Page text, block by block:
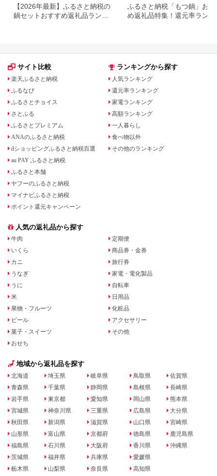
【2026年最新】ふるさと納税の
鍋セットおすすめ返礼品ランキ
ふるさと納税「もつ鍋」おす
め返礼品特集！還元率ランキ
サイト比較
楽天ふるさと納税
ふるなび
ふるさとチョイス
さとふる
ふるさとプレミアム
ANAのふるさと納税
dショッピングふるさと納税百選
au PAY ふるさと納税
ふるさと本舗
ヤフーのふるさと納税
マイナビふるさと納税
ポイント還元キャンペーン
ランキングから探す
人気ランキング
還元率ランキング
家電ランキング
高額ランキング
一人暮らし
食べ物以外
その他のランキング
人気の返礼品から探す
牛肉
いくら
カニ
うなぎ
うに
米
果物・フルーツ
ビール
菓子・スイーツ
おせち
定期便
商品券・金券
旅行券
家電・電化製品
自転車
日用品
化粧品
アクセサリー
その他
地域から返礼品を探す
北海道
青森県
岩手県
宮城県
秋田県
山形県
福島県
茨城県
栃木県
埼玉県
千葉県
東京都
神奈川県
新潟県
富山県
石川県
福井県
山梨県
岐阜県
静岡県
愛知県
三重県
滋賀県
京都府
大阪府
兵庫県
奈良県
鳥取県
島根県
岡山県
広島県
山口県
徳島県
香川県
愛媛県
高知県
佐賀県
長崎県
熊本県
大分県
宮崎県
鹿児島県
沖縄県